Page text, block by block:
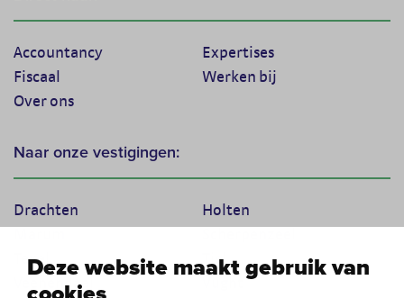
Deze website maakt gebruik van
Accountancy
Expertises
Fiscaal
Werken bij
Over ons
Naar onze vestigingen:
Drachten
Holten
Texel
Tiel
Veenendaal